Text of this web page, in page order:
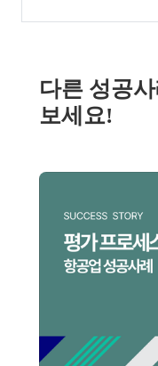
다른 성공
보세요!